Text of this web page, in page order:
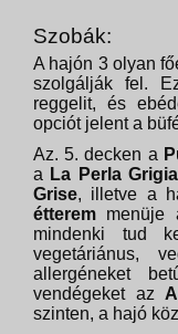
Szobák:
A hajón 3 olyan
szolgálják fel.
reggelit, és
opciót jelent a
Az. 5. decken a
a La Perla Grigia
Grise, illetve a
étterem menüje
mindenki tud
vegetáriánus,
allergéneket
vendégeket az
szinten, a hajó